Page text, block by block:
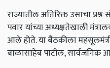
राज्यातील अतिरिक्त उसाचा
पवार यांच्या अध्यक्षतेखाली
आले होते. या बैठकीला
बाळासाहेब पाटील, सार्वजनिक